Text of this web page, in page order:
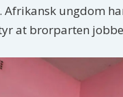
Afrikansk ungdom
at brorparten